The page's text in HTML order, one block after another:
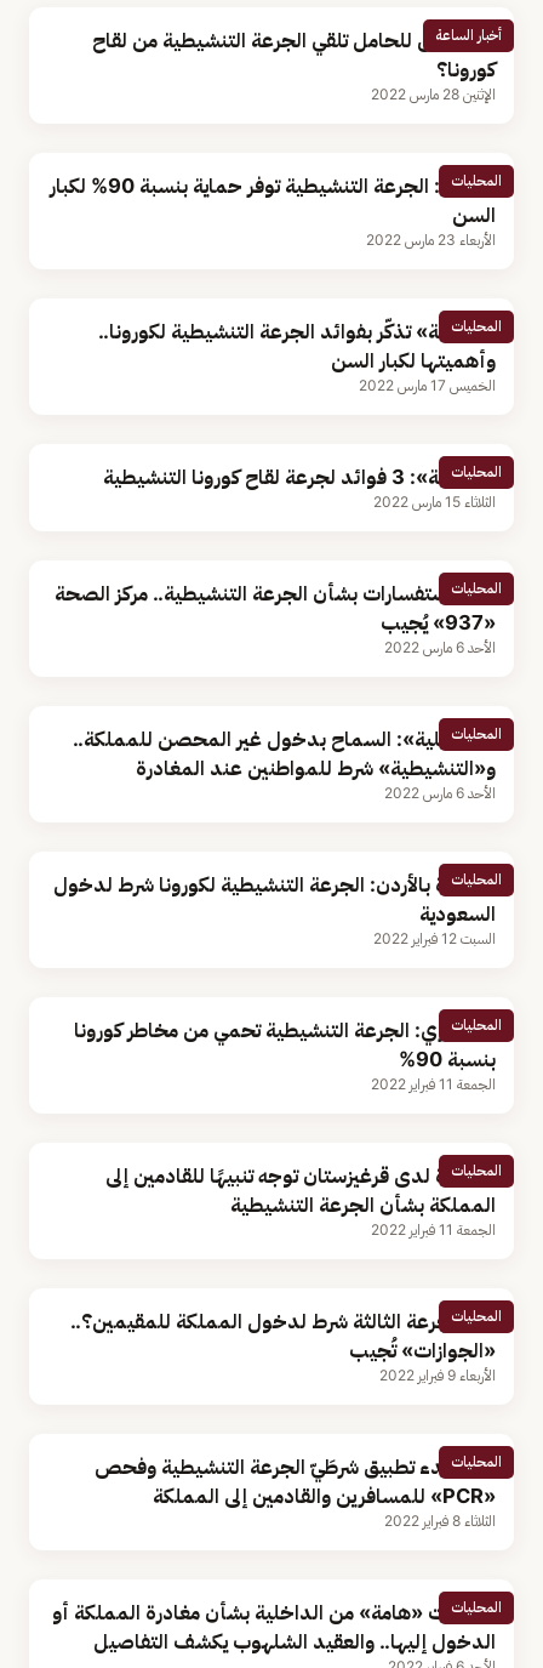
أخبار الساعة
هل يمكن للحامل تلقي الجرعة التنشيطية من لقاح
كورونا؟
الإثنين 28 مارس 2022
المحليات
الصحة: الجرعة التنشيطية توفر حماية بنسبة 90% لكبار
السن
الأربعاء 23 مارس 2022
المحليات
«الصحة» تذكّر بفوائد الجرعة التنشيطية لكورونا..
وأهميتها لكبار السن
الخميس 17 مارس 2022
المحليات
«الصحة»: 3 فوائد لجرعة لقاح كورونا التنشيطية
الثلاثاء 15 مارس 2022
المحليات
أبرز الاستفسارات بشأن الجرعة التنشيطية.. مركز الصحة
«937» يُجيب
الأحد 6 مارس 2022
المحليات
«الداخلية»: السماح بدخول غير المحصن للمملكة..
و«التنشيطية» شرط للمواطنين عند المغادرة
الأحد 6 مارس 2022
المحليات
السفارة بالأردن: الجرعة التنشيطية لكورونا شرط لدخول
السعودية
السبت 12 فبراير 2022
المحليات
استشاري: الجرعة التنشيطية تحمي من مخاطر كورونا
بنسبة 90%
الجمعة 11 فبراير 2022
المحليات
السفارة لدى قرغيزستان توجه تنبيهًا للقادمين إلى
المملكة بشأن الجرعة التنشيطية
الجمعة 11 فبراير 2022
المحليات
هل الجرعة الثالثة شرط لدخول المملكة للمقيمين؟..
«الجوازات» تُجيب
الأربعاء 9 فبراير 2022
المحليات
غدا.. بدء تطبيق شرطَيّ الجرعة التنشيطية وفحص
«PCR» للمسافرين والقادمين إلى المملكة
الثلاثاء 8 فبراير 2022
المحليات
تعليمات «هامة» من الداخلية بشأن مغادرة المملكة أو
الدخول إليها.. والعقيد الشلهوب يكشف التفاصيل